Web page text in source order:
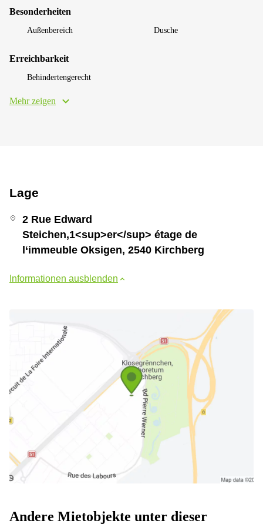
Besonderheiten
Außenbereich Dusche
Erreichbarkeit
Behindertengerecht
Mehr zeigen
Lage
2 Rue Edward
Steichen,1<sup>er</sup> étage de
l‘immeuble Oksigen, 2540 Kirchberg
Informationen ausblenden
Andere Mietobjekte unter dieser